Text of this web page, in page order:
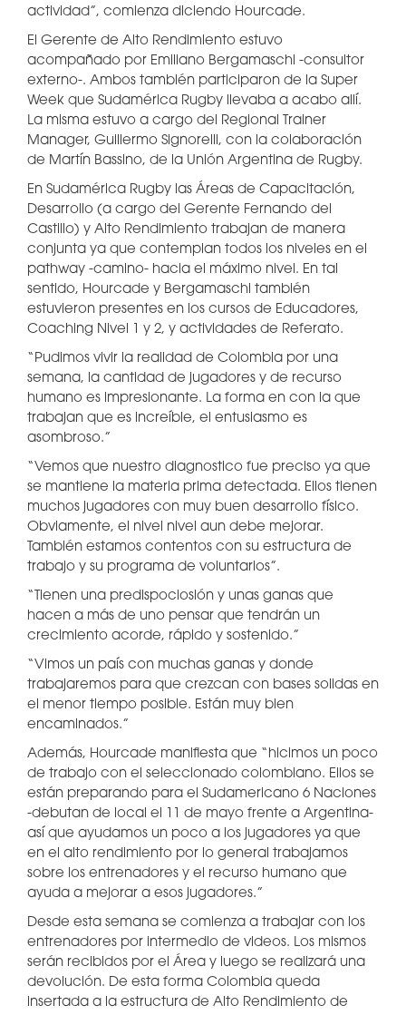
actividad”, comienza diciendo Hourcade.
El Gerente de Alto Rendimiento estuvo
acompañado por Emiliano Bergamaschi -consultor
externo-. Ambos también participaron de la Super
Week que Sudamérica Rugby llevaba a acabo allí.
La misma estuvo a cargo del Regional Trainer
Manager, Guillermo Signorelli, con la colaboración
de Martín Bassino, de la Unión Argentina de Rugby.
En Sudamérica Rugby las Áreas de Capacitación,
Desarrollo (a cargo del Gerente Fernando del
Castillo) y Alto Rendimiento trabajan de manera
conjunta ya que contemplan todos los niveles en el
pathway -camino- hacia el máximo nivel. En tal
sentido, Hourcade y Bergamaschi también
estuvieron presentes en los cursos de Educadores,
Coaching Nivel 1 y 2, y actividades de Referato.
“Pudimos vivir la realidad de Colombia por una
semana, la cantidad de jugadores y de recurso
humano es impresionante. La forma en con la que
trabajan que es increíble, el entusiasmo es
asombroso.”
“Vemos que nuestro diagnostico fue preciso ya que
se mantiene la materia prima detectada. Ellos tienen
muchos jugadores con muy buen desarrollo físico.
Obviamente, el nivel nivel aun debe mejorar.
También estamos contentos con su estructura de
trabajo y su programa de voluntarios”.
“Tienen una predispociosión y unas ganas que
hacen a más de uno pensar que tendrán un
crecimiento acorde, rápido y sostenido.”
“Vimos un país con muchas ganas y donde
trabajaremos para que crezcan con bases solidas en
el menor tiempo posible. Están muy bien
encaminados.”
Además, Hourcade manifiesta que “hicimos un poco
de trabajo con el seleccionado colombiano. Ellos se
están preparando para el Sudamericano 6 Naciones
-debutan de local el 11 de mayo frente a Argentina-
así que ayudamos un poco a los jugadores ya que
en el alto rendimiento por lo general trabajamos
sobre los entrenadores y el recurso humano que
ayuda a mejorar a esos jugadores.”
Desde esta semana se comienza a trabajar con los
entrenadores por intermedio de videos. Los mismos
serán recibidos por el Área y luego se realizará una
devolución. De esta forma Colombia queda
insertada a la estructura de Alto Rendimiento de